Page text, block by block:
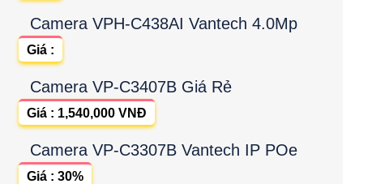
Camera VPH-C438AI Vantech 4.0Mp
Giá :
Camera VP-C3407B Giá Rẻ
Giá : 1,540,000 VNĐ
Camera VP-C3307B Vantech IP POe
Giá : 30%